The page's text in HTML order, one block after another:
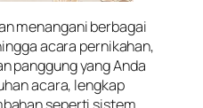
menangani berbagai
acara pernikahan,
panggung yang Anda
acara, lengkap